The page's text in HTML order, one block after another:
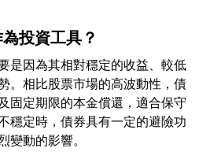
投資工具？
是因為其相對穩定的收益、較低
。相比股票市場的高波動性，債
固定期限的本金償還，適合保守
穩定時，債券具有一定的避險功